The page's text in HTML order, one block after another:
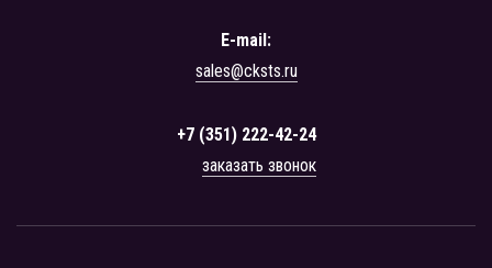
E-mail:
sales@cksts.ru
+7 (351) 222-42-24
заказать звонок